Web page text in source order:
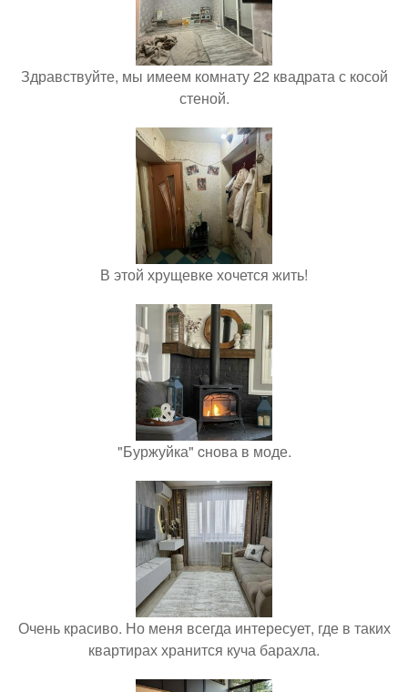
Здравствуйте, мы имеем комнату 22 квадрата с косой
стеной.
В этой хрущевке хочется жить!
"Буржуйка" cнова в моде.
Очень красиво. Но меня всегда интересует, где в таких
квартирах хранится куча барахла.